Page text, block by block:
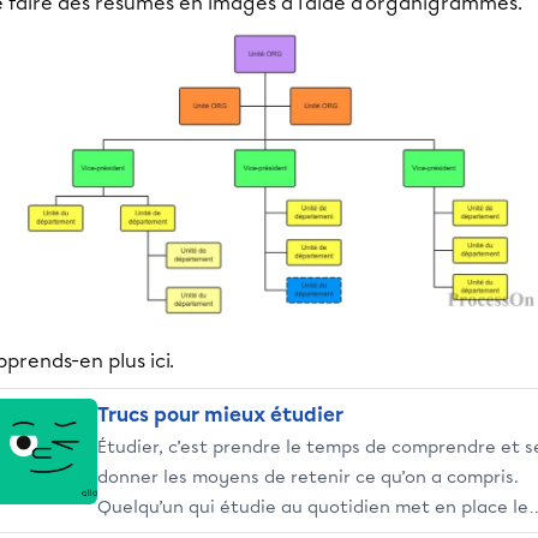
en plus ici.
Trucs pour mieux étudier
Étudier, c’est prendre le temps de comprendre et
donner les moyens de retenir ce qu’on a compris.
Quelqu’un qui étudie au quotidien met en place les